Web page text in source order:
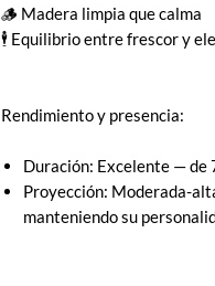
🪵 Madera limpia que calma
🕴 Equilibrio entre frescor y
Rendimiento y presencia:
Duración: Excelente — de
Proyección: Moderada-
manteniendo su